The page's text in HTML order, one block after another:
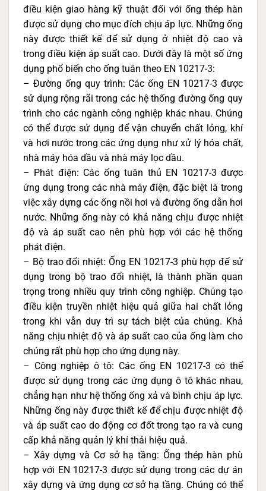
điều kiện giao hàng kỹ thuật đối với ống thép hàn
được sử dụng cho mục đích chịu áp lực. Những ống
này được thiết kế để sử dụng ở nhiệt độ cao và
trong điều kiện áp suất cao. Dưới đây là một số ứng
dụng phổ biến cho ống tuân theo EN 10217-3:
– Đường ống quy trình: Các ống EN 10217-3 được
sử dụng rộng rãi trong các hệ thống đường ống quy
trình cho các ngành công nghiệp khác nhau. Chúng
có thể được sử dụng để vận chuyển chất lỏng, khí
và hơi nước trong các ứng dụng như xử lý hóa chất,
nhà máy hóa dầu và nhà máy lọc dầu.
– Phát điện: Các ống tuân thủ EN 10217-3 được
ứng dụng trong các nhà máy điện, đặc biệt là trong
việc xây dựng các ống nồi hơi và đường ống dẫn hơi
nước. Những ống này có khả năng chịu được nhiệt
độ và áp suất cao nên phù hợp với các hệ thống
phát điện.
– Bộ trao đổi nhiệt: Ống EN 10217-3 phù hợp để sử
dụng trong bộ trao đổi nhiệt, là thành phần quan
trọng trong nhiều quy trình công nghiệp. Chúng tạo
điều kiện truyền nhiệt hiệu quả giữa hai chất lỏng
trong khi vẫn duy trì sự tách biệt của chúng. Khả
năng chịu nhiệt độ và áp suất cao của ống làm cho
chúng rất phù hợp cho ứng dụng này.
– Công nghiệp ô tô: Các ống EN 10217-3 có thể
được sử dụng trong các ứng dụng ô tô khác nhau,
chẳng hạn như hệ thống ống xả và bình chịu áp lực.
Những ống này được thiết kế để chịu được nhiệt độ
và áp suất cao do động cơ đốt trong tạo ra và cung
cấp khả năng quản lý khí thải hiệu quả.
– Xây dựng và Cơ sở hạ tầng: Ống thép hàn phù
hợp với EN 10217-3 được sử dụng trong các dự án
xây dựng và ứng dụng cơ sở hạ tầng. Chúng có thể